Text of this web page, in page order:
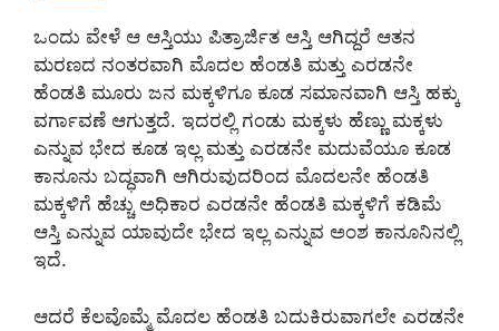
ಒಂದು ವೇಳೆ ಆ ಆಸ್ತಿಯು ಪಿತ್ರಾರ್ಜಿತ ಆಸ್ತಿ ಆಗಿದ್ದರೆ ಆತನ
ಮರಣದ ನಂತರವಾಗಿ ಮೊದಲ ಹೆಂಡತಿ ಮತ್ತು ಎರಡನೇ
ಹೆಂಡತಿ ಮೂರು ಜನ ಮಕ್ಕಳಿಗೂ ಕೂಡ ಸಮಾನವಾಗಿ ಆಸ್ತಿ ಹಕ್ಕು
ವರ್ಗಾವಣೆ ಆಗುತ್ತದೆ. ಇದರಲ್ಲಿ ಗಂಡು ಮಕ್ಕಳು ಹೆಣ್ಣು ಮಕ್ಕಳು
ಎನ್ನುವ ಭೇದ ಕೂಡ ಇಲ್ಲ ಮತ್ತು ಎರಡನೇ ಮದುವೆಯೂ ಕೂಡ
ಕಾನೂನು ಬದ್ಧವಾಗಿ ಆಗಿರುವುದರಿಂದ ಮೊದಲನೇ ಹೆಂಡತಿ
ಮಕ್ಕಳಿಗೆ ಹೆಚ್ಚು ಅಧಿಕಾರ ಎರಡನೇ ಹೆಂಡತಿ ಮಕ್ಕಳಿಗೆ ಕಡಿಮೆ
ಆಸ್ತಿ ಎನ್ನುವ ಯಾವುದೇ ಭೇದ ಇಲ್ಲ ಎನ್ನುವ ಅಂಶ ಕಾನೂನಿನಲ್ಲಿ
ಇದೆ.
ಆದರೆ ಕೆಲವೊಮ್ಮೆ ಮೊದಲ ಹೆಂಡತಿ ಬದುಕಿರುವಾಗಲೇ ಎರಡನೇ